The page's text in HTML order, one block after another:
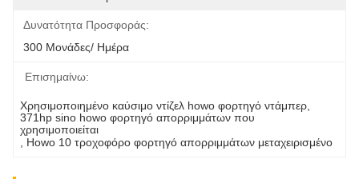
Δυνατότητα Προσφοράς:
300 Μονάδες/ Ημέρα
Επισημαίνω:
Χρησιμοποιημένο καύσιμο ντίζελ howo φορτηγό ντάμπερ
371hp sino howo φορτηγό απορριμμάτων που
χρησιμοποιείται
Howo 10 τροχοφόρο φορτηγό απορριμμάτων μεταχειρισμένο